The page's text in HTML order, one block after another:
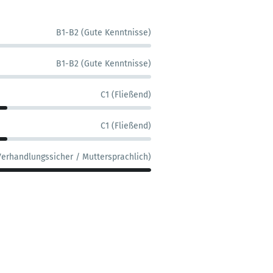
B1-B2 (Gute Kenntnisse)
B1-B2 (Gute Kenntnisse)
C1 (Fließend)
C1 (Fließend)
/ Muttersprachlich)